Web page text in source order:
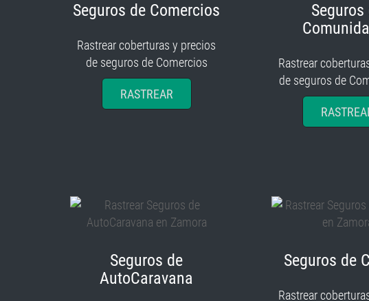
Seguros de Comercios
Rastrear coberturas y precios
de seguros de Comercios
RASTREAR
Seguros
Rastrear
de seguros de
Seguros de
AutoCaravana
Seguros de
Rastrear